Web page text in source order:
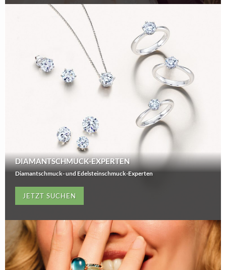
DIAMANTSCHMUCK-EXPERTEN
Diamantschmuck- und Edelsteinschmuck-Experten
JETZT SUCHEN